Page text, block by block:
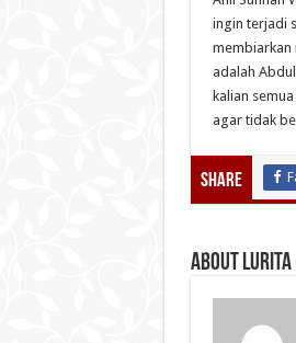
ingin terjadi
membiarkan
adalah
kalian
agar tidak
Share
About Lurita